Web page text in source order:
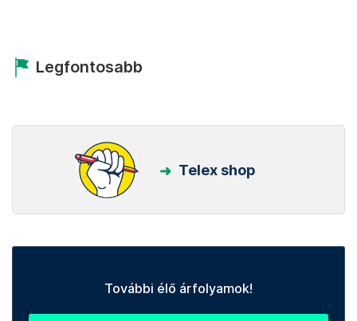
Legfontosabb
Telex shop
További élő árfolyamok!